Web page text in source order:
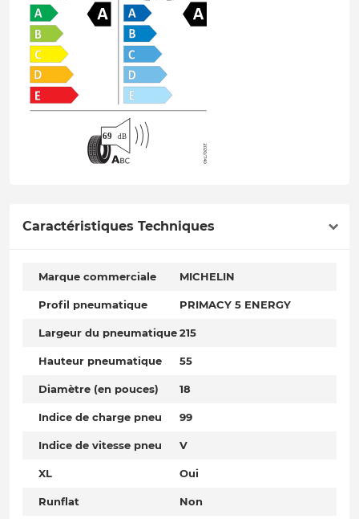
Caractéristiques Techniques
Marque commerciale MICHELIN
Profil pneumatique PRIMACY 5 ENERGY
Largeur du pneumatique215
Hauteur pneumatique 55
Diamètre (en pouces) 18
Indice de charge pneu 99
Indice de vitesse pneu V
XL Oui
Runflat Non